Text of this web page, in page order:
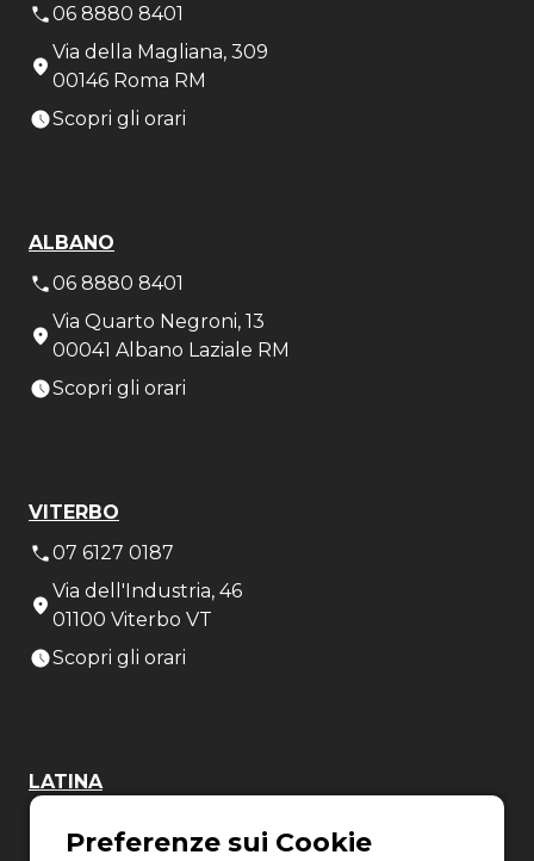
06 8880 8401
Via della Magliana, 309
00146 Roma RM
Scopri gli orari
ALBANO
06 8880 8401
Via Quarto Negroni, 13
00041 Albano Laziale RM
Scopri gli orari
VITERBO
07 6127 0187
Via dell'Industria, 46
01100 Viterbo VT
Scopri gli orari
LATINA